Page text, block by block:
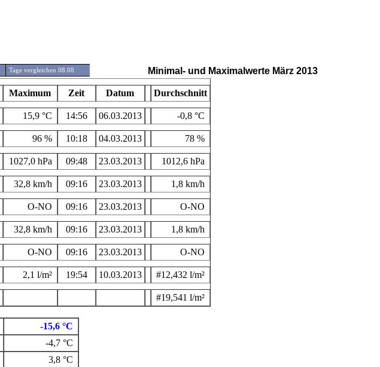
Tage vergleichen 08.08 Minimal- und Maximalwerte März 2013
Maximum Zeit Datum Durchschnitt
15,9 °C 14:56 06.03.2013 -0,8 °C
96 % 10:18 04.03.2013 78 %
1027,0 hPa 09:48 23.03.2013 1012,6 hPa
32,8 km/h 09:16 23.03.2013 1,8 km/h
O-NO 09:16 23.03.2013 O-NO
32,8 km/h 09:16 23.03.2013 1,8 km/h
O-NO 09:16 23.03.2013 O-NO
2,1 l/m² 19:54 10.03.2013 #12,432 l/m²
#19,541 l/m²
-15,6 °C
-4,7 °C
3,8 °C